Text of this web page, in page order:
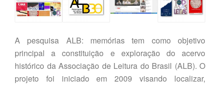
A pesquisa ALB: memórias tem como objetivo
principal a constituição e exploração do acervo
histórico da Associação de Leitura do Brasil (ALB). O
projeto foi iniciado em 2009 visando localizar,